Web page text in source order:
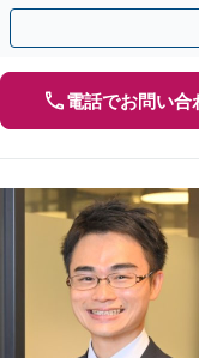
トします。【加害者側の
電話でお問い合